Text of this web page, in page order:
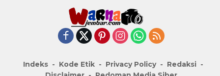
Indeks Kode Etik Privacy Policy
Redaksi